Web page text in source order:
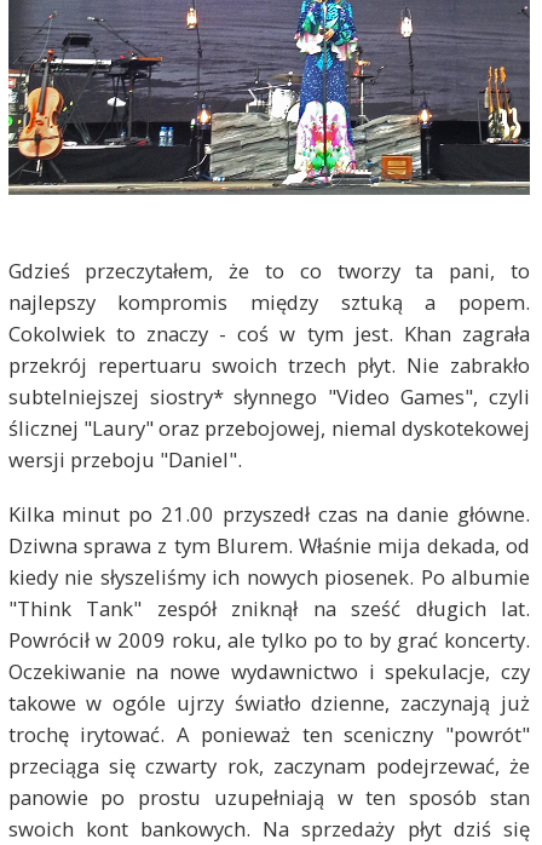
Gdzieś przeczytałem, że to co tworzy ta pani, to
najlepszy kompromis między sztuką a popem.
Cokolwiek to znaczy - coś w tym jest. Khan zagrała
przekrój repertuaru swoich trzech płyt. Nie zabrakło
subtelniejszej siostry* słynnego "Video Games", czyli
ślicznej "Laury" oraz przebojowej, niemal dyskotekowej
wersji przeboju "Daniel".
Kilka minut po 21.00 przyszedł czas na danie główne.
Dziwna sprawa z tym Blurem. Właśnie mija dekada, od
kiedy nie słyszeliśmy ich nowych piosenek. Po albumie
"Think Tank" zespół zniknął na sześć długich lat.
Powrócił w 2009 roku, ale tylko po to by grać koncerty.
Oczekiwanie na nowe wydawnictwo i spekulacje, czy
takowe w ogóle ujrzy światło dzienne, zaczynają już
trochę irytować. A ponieważ ten sceniczny "powrót"
przeciąga się czwarty rok, zaczynam podejrzewać, że
panowie po prostu uzupełniają w ten sposób stan
swoich kont bankowych. Na sprzedaży płyt dziś się